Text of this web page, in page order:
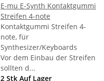
E-mu E-Synth Kontaktgummi
Streifen 4-note
Kontaktgummi Streifen 4-
note, für
Synthesizer/Keyboards
Vor dem Einbau der Streifen
sollten d...
2 Stk Auf Lager